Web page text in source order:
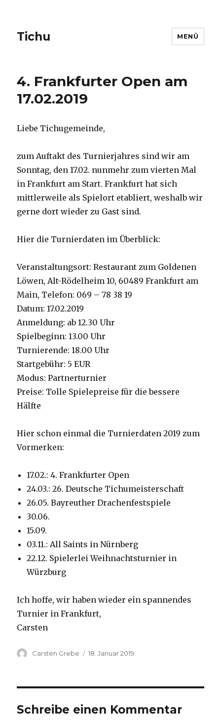
Tichu MENÜ
4. Frankfurter Open am
17.02.2019
Liebe Tichugemeinde,
zum Auftakt des Turnierjahres sind wir am
Sonntag, den 17.02. nunmehr zum vierten Mal
in Frankfurt am Start. Frankfurt hat sich
mittlerweile als Spielort etabliert, weshalb wir
gerne dort wieder zu Gast sind.
Hier die Turnierdaten im Überblick:
Veranstaltungsort: Restaurant zum Goldenen
Löwen, Alt-Rödelheim 10, 60489 Frankfurt am
Main, Telefon: 069 – 78 38 19
Datum: 17.02.2019
Anmeldung: ab 12.30 Uhr
Spielbeginn: 13.00 Uhr
Turnierende: 18.00 Uhr
Startgebühr: 5 EUR
Modus: Partnerturnier
Preise: Tolle Spielepreise für die bessere
Hälfte
Hier schon einmal die Turnierdaten 2019 zum
Vormerken:
17.02.: 4. Frankfurter Open
24.03.: 26. Deutsche Tichumeisterschaft
26.05. Bayreuther Drachenfestspiele
30.06.
15.09.
03.11.: All Saints in Nürnberg
22.12. Spielerlei Weihnachtsturnier in
Würzburg
Ich hoffe, wir haben wieder ein spannendes
Turnier in Frankfurt,
Carsten
Autor
Carsten Grebe
Veröffentlicht
18. Januar 2019
Schreibe einen Kommentar